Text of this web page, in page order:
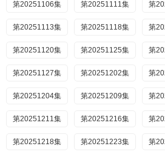
第20251106集 第20251111集 第
第20251113集 第20251118集 第
第20251120集 第20251125集 第
第20251127集 第20251202集 第
第20251204集 第20251209集 第
第20251211集 第20251216集 第
第20251218集 第20251223集 第